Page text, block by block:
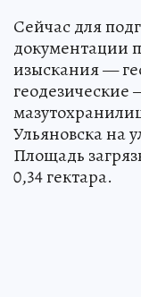
Сейчас для
документации
изыскания —
Ульяновска на
Площадь
0,34 гектара.